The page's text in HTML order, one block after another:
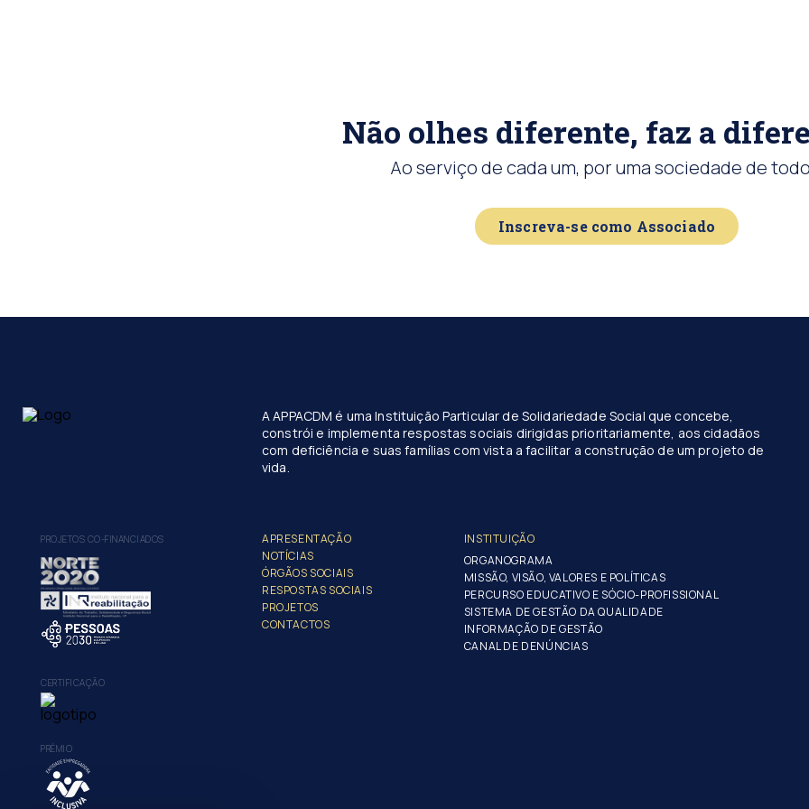
Não olhes diferente, faz a
Ao serviço de cada um, por uma sociedade de
Inscreva-se como Associado
A APPACDM é uma Instituição Particular de Solidariedade Social que concebe,
constrói e implementa respostas sociais dirigidas prioritariamente, aos cidadãos
com deficiência e suas famílias com vista a facilitar a construção de um projeto de
vida.
PROJETOS CO-FINANCIADOS
CERTIFICAÇÃO
PRÉMIO
APRESENTAÇÃO
NOTÍCIAS
ÓRGÃOS SOCIAIS
RESPOSTAS SOCIAIS
PROJETOS
CONTACTOS
INSTITUIÇÃO
ORGANOGRAMA
MISSÃO, VISÃO, VALORES E POLÍTICAS
PERCURSO EDUCATIVO E SÓCIO-PROFISSIONAL
SISTEMA DE GESTÃO DA QUALIDADE
INFORMAÇÃO DE GESTÃO
CANAL DE DENÚNCIAS